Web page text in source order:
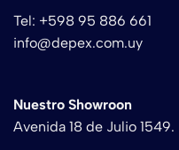
Tel: +598 95 886 661
info@depex.com.uy
Nuestro Showroon
Avenida 18 de Julio 1549.